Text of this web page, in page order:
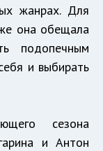
жанрах. Для
она обещала
подопечным
и выбирать
сезона
и Антон